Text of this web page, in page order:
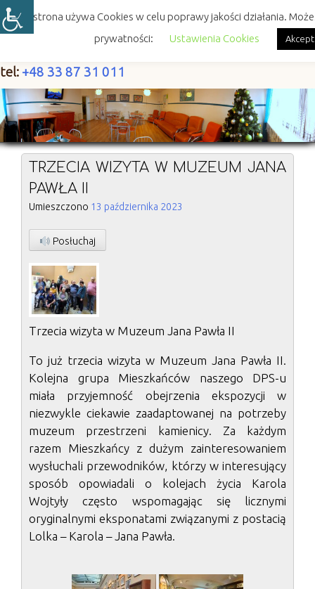
Skip
to
content
tel: +48 33 87 31 011
TRZECIA WIZYTA W MUZEUM JANA
PAWŁA II
Umieszczono 13 października 2023
Posłuchaj
Trzecia wizyta w Muzeum Jana Pawła II
To już trzecia wizyta w Muzeum Jana Pawła II.
Kolejna grupa Mieszkańców naszego DPS-u
miała przyjemność obejrzenia ekspozycji w
niezwykle ciekawie zaadaptowanej na potrzeby
muzeum przestrzeni kamienicy. Za każdym
razem Mieszkańcy z dużym zainteresowaniem
wysłuchali przewodników, którzy w interesujący
sposób opowiadali o kolejach życia Karola
Wojtyły często wspomagając się licznymi
oryginalnymi eksponatami związanymi z postacią
Lolka – Karola – Jana Pawła.
Ta strona używa Cookies w celu poprawy jakości działania.
prywatności:
Ustawienia Cookies